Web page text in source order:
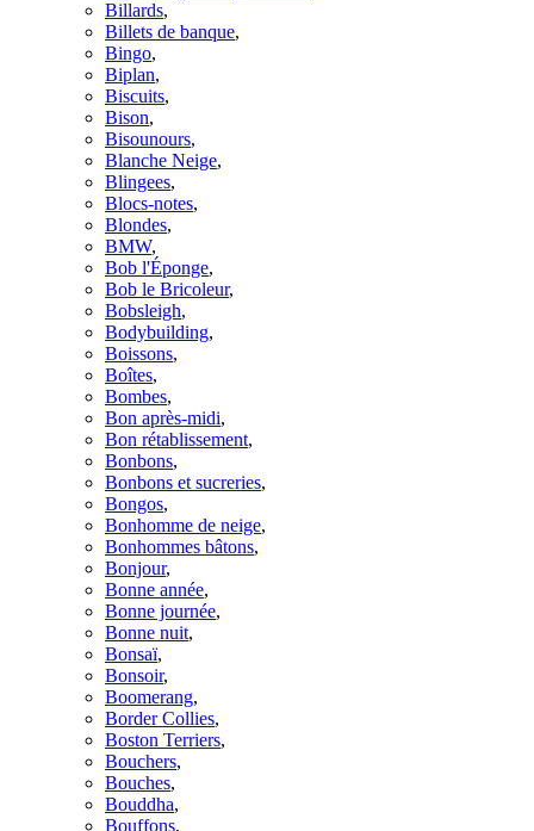
Billards,
Billets de banque,
Bingo,
Biplan,
Biscuits,
Bison,
Bisounours,
Blanche Neige,
Blingees,
Blocs-notes,
Blondes,
BMW,
Bob l'Éponge,
Bob le Bricoleur,
Bobsleigh,
Bodybuilding,
Boissons,
Boîtes,
Bombes,
Bon après-midi,
Bon rétablissement,
Bonbons,
Bonbons et sucreries,
Bongos,
Bonhomme de neige,
Bonhommes bâtons,
Bonjour,
Bonne année,
Bonne journée,
Bonne nuit,
Bonsaï,
Bonsoir,
Boomerang,
Border Collies,
Boston Terriers,
Bouchers,
Bouches,
Bouddha,
Bouffons,